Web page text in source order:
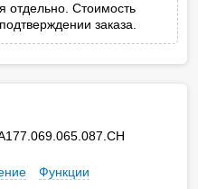
отдельно. Стоимость
заказа.
Функции